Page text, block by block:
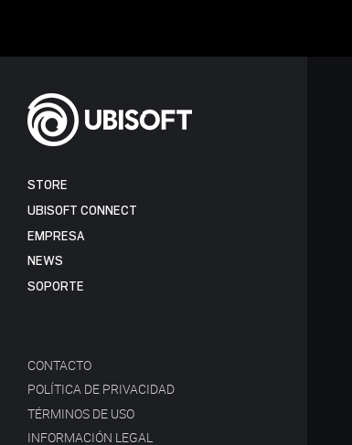
STORE
UBISOFT CONNECT
EMPRESA
NEWS
SOPORTE
CONTACTO
POLÍTICA DE PRIVACIDAD
TÉRMINOS DE USO
INFORMACIÓN LEGAL